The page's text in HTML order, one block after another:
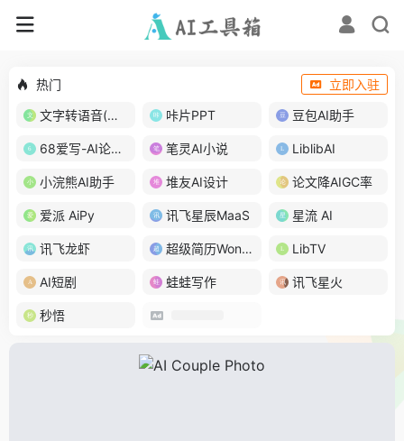
热门
立即入驻
文字转语音(琅琅配音)
咔片PPT 豆包AI助手
68爱写-AI论文写作 笔灵AI小说 LiblibAI
小浣熊AI助手 堆友AI设计 论文降AIGC率
爱派 AiPy 讯飞星辰MaaS 星流 AI
讯飞龙虾 超级简历WonderCV LibTV
AI短剧 蛙蛙写作 讯飞星火
秒悟